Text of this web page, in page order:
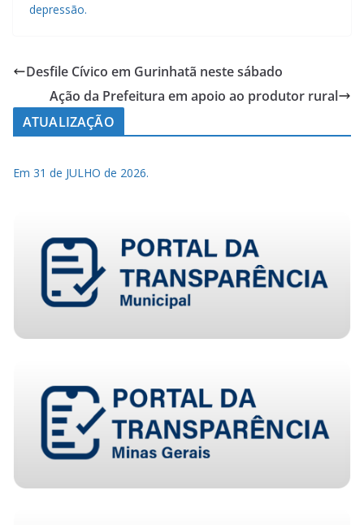
depressão.
Desfile Cívico em Gurinhatã neste sábado
Ação da Prefeitura em apoio ao produtor rural
ATUALIZAÇÃO
Em 31 de JULHO de 2026.